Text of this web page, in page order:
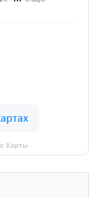
Карты